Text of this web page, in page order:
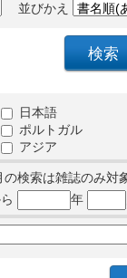
並びかえ
日本語
ポルトガル
アジア
検索は雑誌のみ対
年